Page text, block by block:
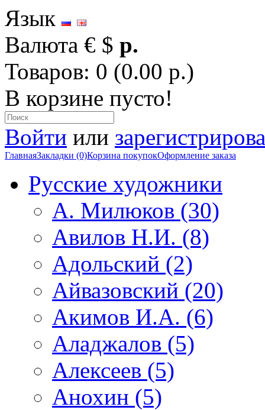
Язык
Валюта € $ р.
Товаров: 0 (0.00 р.)
В корзине пусто!
Войти или
ГлавнаяЗакладки (0)Корзина покупокОформление заказа
Русские художники
А. Милюков (30)
Авилов Н.И. (8)
Адольский (2)
Айвазовский (20)
Акимов И.А. (6)
Аладжалов (5)
Алексеев (5)
Анохин (5)